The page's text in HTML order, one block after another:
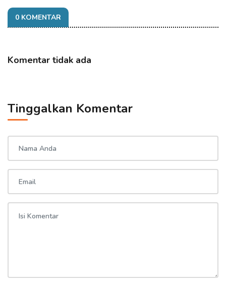
0 KOMENTAR
Komentar tidak ada
Tinggalkan Komentar